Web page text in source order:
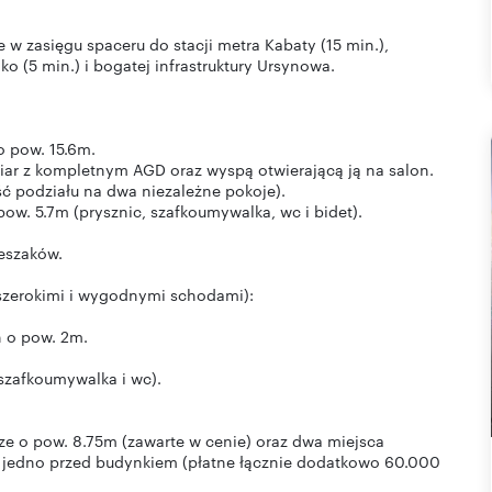
zasięgu spaceru do stacji metra Kabaty (15 min.),
(5 min.) i bogatej infrastruktury Ursynowa.
15.6m.
z kompletnym AGD oraz wyspą otwierającą ją na salon.
podziału na dwa niezależne pokoje).
5.7m (prysznic, szafkoumywalka, wc i bidet).
i wygodnymi schodami):
pow. 2m.
i wc).
o pow. 8.75m (zawarte w cenie) oraz dwa miejsca
przed budynkiem (płatne łącznie dodatkowo 60.000